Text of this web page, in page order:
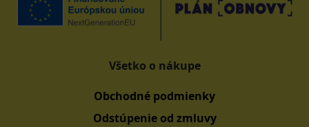
Všetko o nákupe
Obchodné podmienky
Odstúpenie od zmluvy